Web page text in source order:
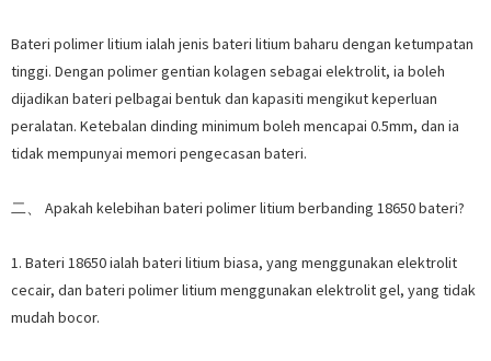
Bateri polimer litium ialah jenis bateri litium baharu dengan ketumpatan
tinggi. Dengan polimer gentian kolagen sebagai elektrolit, ia boleh
dijadikan bateri pelbagai bentuk dan kapasiti mengikut keperluan
peralatan. Ketebalan dinding minimum boleh mencapai 0.5mm, dan ia
tidak mempunyai memori pengecasan bateri.
二、 Apakah kelebihan bateri polimer litium berbanding 18650 bateri?
1. Bateri 18650 ialah bateri litium biasa, yang menggunakan elektrolit
cecair, dan bateri polimer litium menggunakan elektrolit gel, yang tidak
mudah bocor.